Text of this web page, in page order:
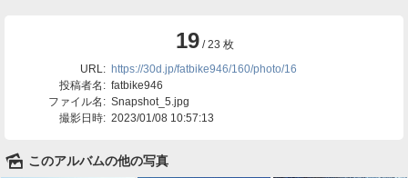
19/ 23 枚
URL: https://30d.jp/fatbike946/160/photo/16
投稿者名: fatbike946
ファイル名: Snapshot_5.jpg
撮影日時: 2023/01/08 10:57:13
🌄 このアルバムの他の写真